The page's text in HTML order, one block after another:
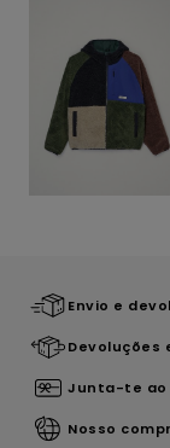
Envio e
Devoluções
Junta-te ao
Nosso